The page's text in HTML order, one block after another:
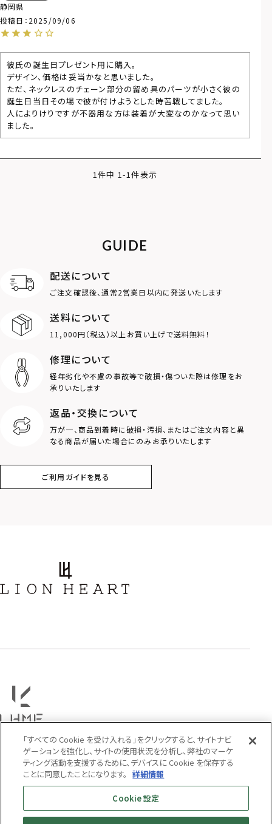
静岡県
投稿日
2025/09/06
彼氏の誕生日プレゼント用に購入。
デザイン、価格は妥当かなと思いました。
ただ、ネックレスのチェーン部分の留め具のパーツが小さく彼の
誕生日当日その場で彼が付けようとした時苦戦してました。
人によりけりですが不器用な方は装着が大変なのかなって思い
1件中 1-1件表示
GUIDE
配送について
ご注文確認後、通常2営業日以内に発送いたします
送料について
11,000円（税込）以上お買い上げで送料無料！
修理について
経年劣化や不慮の事故等で破損・傷ついた際は修理をお
承りいたします
返品・交換について
万が一、商品到着時に破損・汚損、またはご注文内容と異
なる商品が届いた場合にのみお承りいたします
ご利用ガイドを見る
プライバシーポリシー 特定商取引法に基づく表示
「すべての Cookie を受け入れる」をクリックすると、サイトナビ
ゲーションを強化し、サイトの使用状況を分析し、弊社のマーケ
ティング活動を支援するために、デバイスに Cookie を保存する
ことに同意したことになります。
詳細情報
Cookie 設定